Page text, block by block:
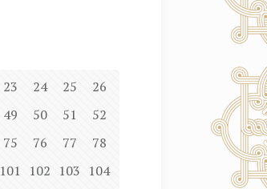
23 24 25
26
49 50 51
52
75 76 77
78
101 102 103 104